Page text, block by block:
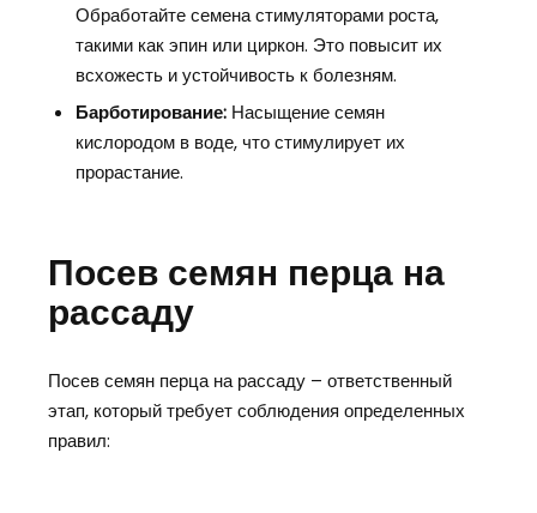
Обработайте семена стимуляторами роста,
такими как эпин или циркон. Это повысит их
всхожесть и устойчивость к болезням.
Барботирование:Насыщение семян
кислородом в воде, что стимулирует их
прорастание.
Посев семян перца на
рассаду
Посев семян перца на рассаду – ответственный
этап, который требует соблюдения определенных
правил: